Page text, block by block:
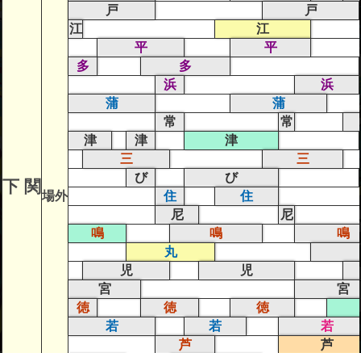
下 関場外
戸
戸
江
江
平
平
多
多
浜
浜
蒲
蒲
常
常
津
津
津
三
三
び
び
住
住
尼
尼
鳴
鳴
鳴
丸
児
児
宮
宮
徳
徳
徳
若
若
若
芦
芦